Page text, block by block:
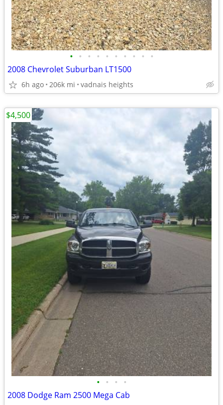
• • • • • • • • • •
2008 Chevrolet Suburban LT1500
6h ago 206k mi vadnais heights
• • • •
2008 Dodge Ram 2500 Mega Cab
$4,500